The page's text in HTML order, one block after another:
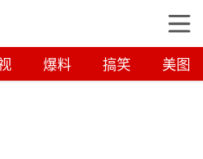
爆料 搞笑 美图